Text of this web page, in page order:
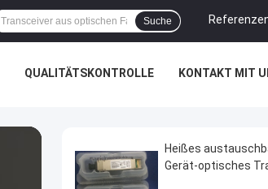
Suche
QUALITÄTSKONTROLLE KONTAKT MIT
Heißes
Gerät-optisches